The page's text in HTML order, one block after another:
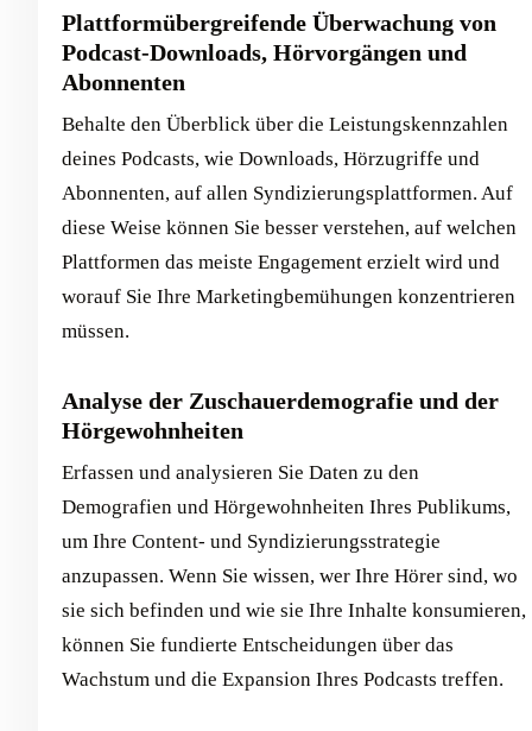
Plattformübergreifende Überwachung von
Podcast-Downloads, Hörvorgängen und
Abonnenten
Behalte den Überblick über die Leistungskennzahlen
deines Podcasts, wie Downloads, Hörzugriffe und
Abonnenten, auf allen Syndizierungsplattformen. Auf
diese Weise können Sie besser verstehen, auf welchen
Plattformen das meiste Engagement erzielt wird und
worauf Sie Ihre Marketingbemühungen konzentrieren
müssen.
Analyse der Zuschauerdemografie und der
Hörgewohnheiten
Erfassen und analysieren Sie Daten zu den
Demografien und Hörgewohnheiten Ihres Publikums,
um Ihre Content- und Syndizierungsstrategie
anzupassen. Wenn Sie wissen, wer Ihre Hörer sind, wo
sie sich befinden und wie sie Ihre Inhalte konsumieren,
können Sie fundierte Entscheidungen über das
Wachstum und die Expansion Ihres Podcasts treffen.